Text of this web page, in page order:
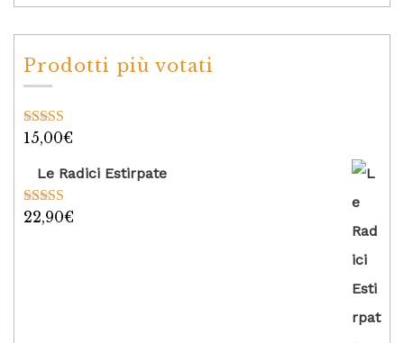
Prodotti più votati
Valutato
15,00€
Le Radici Estirpate
Valutato
22,90€